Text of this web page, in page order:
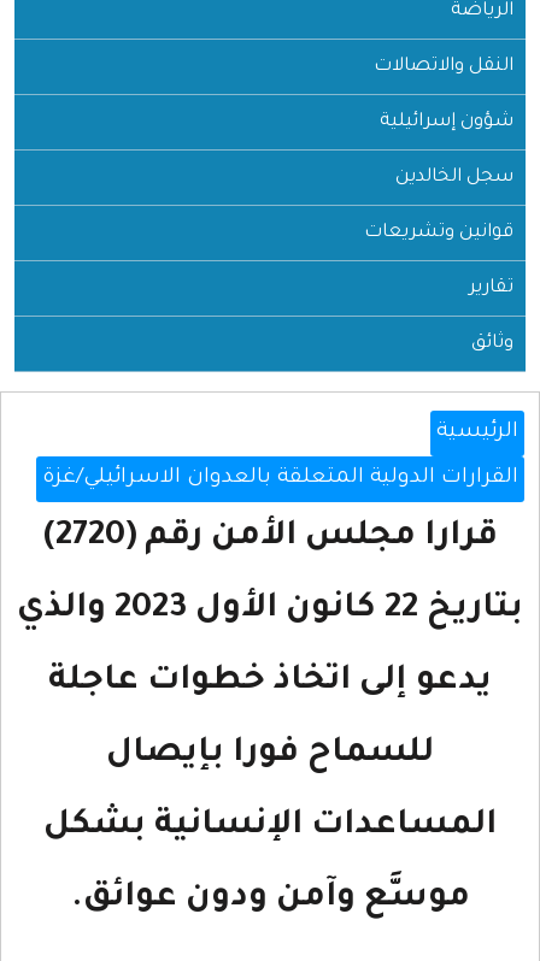
الرياضة
النقل والاتصالات
شؤون إسرائيلية
سجل الخالدين
قوانين وتشريعات
تقارير
وثائق
الرئيسية
القرارات الدولية المتعلقة بالعدوان الاسرائيلي/غزة
قرارا مجلس الأمن رقم (2720)
بتاريخ 22 كانون الأول 2023 والذي
يدعو إلى اتخاذ خطوات عاجلة
للسماح فورا بإيصال
المساعدات الإنسانية بشكل
موسَّع وآمن ودون عوائق.